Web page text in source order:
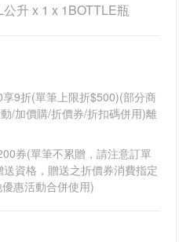
升 x 1 x 1BOTTLE瓶
9折(單筆上限折$500)(部分商
/加價購/折價券/折扣碼併用)離
券(單筆不累贈，請注意訂單
資格，贈送之折價券消費指定
惠活動合併使用)